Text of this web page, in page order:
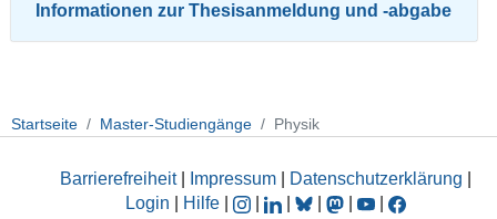
Informationen zur Thesisanmeldung und -abgabe
Startseite Master-Studiengänge Physik
Barrierefreiheit| Impressum Datenschutzerklärung
Login
Hilfe